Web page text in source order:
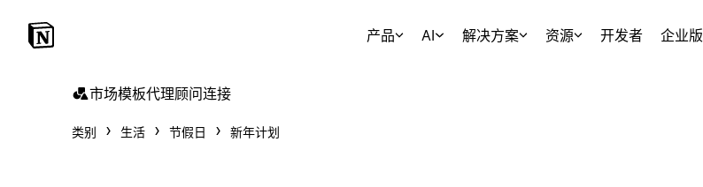
产品 AI 解决方案 资源 开发者 企业版
市场模板代理顾问连接
类别 生活 节假日 新年计划